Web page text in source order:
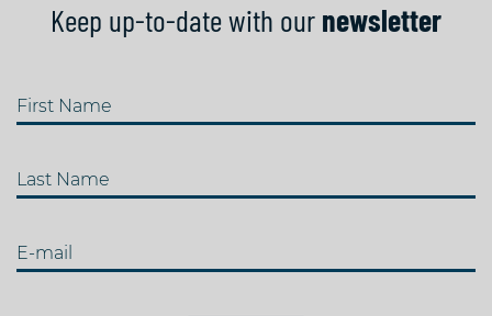
Keep up-to-date with our newsletter
First Name
Last Name
E-mail